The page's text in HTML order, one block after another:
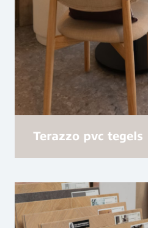
Terazzo pvc tegels